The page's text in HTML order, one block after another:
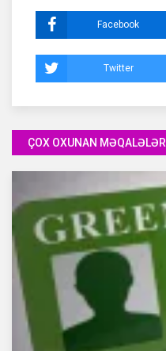
Facebook
Twitter
ÇOX OXUNAN MƏQALƏLƏR